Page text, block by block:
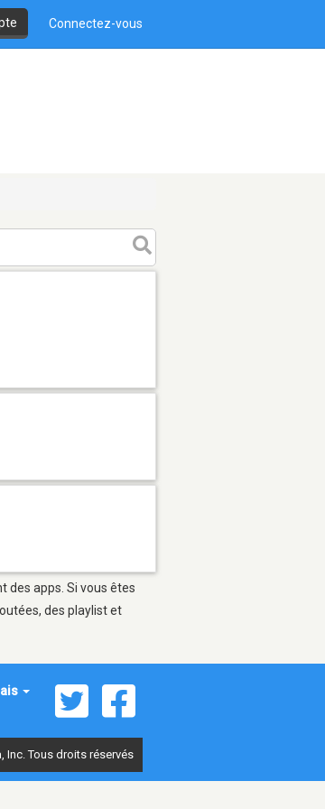
Connectez-vous
des apps. Si vous êtes
des playlist et
Inc. Tous droits réservés